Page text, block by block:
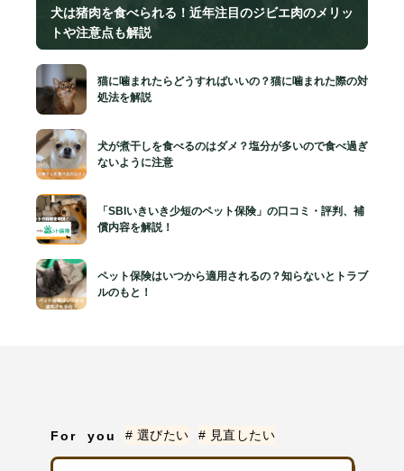
犬は猪肉を食べられる！近年注目のジビエ肉のメリッ
トや注意点も解説
猫に噛まれたらどうすればいいの？猫に噛まれた際の対
処法を解説
犬が煮干しを食べるのはダメ？塩分が多いので食べ過ぎ
ないように注意
「SBIいきいき少短のペット保険」の口コミ・評判、補
償内容を解説！
ペット保険はいつから適用されるの？知らないとトラブ
ルのもと！
For you # 選びたい # 見直したい